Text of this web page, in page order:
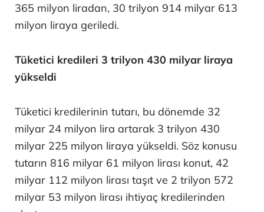
365 milyon liradan, 30 trilyon 914 milyar 613
milyon liraya geriledi.
Tüketici kredileri 3 trilyon 430 milyar liraya
yükseldi
Tüketici kredilerinin tutarı, bu dönemde 32
milyar 24 milyon lira artarak 3 trilyon 430
milyar 225 milyon liraya yükseldi. Söz konusu
tutarın 816 milyar 61 milyon lirası konut, 42
milyar 112 milyon lirası taşıt ve 2 trilyon 572
milyar 53 milyon lirası ihtiyaç kredilerinden